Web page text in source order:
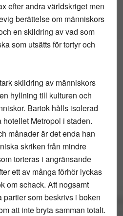
efter andra världskriget men
berättelse om människors
en skildring av vad som
som utsätts för tortyr och
skildring av människors
hyllning till kulturen och
Bartok hålls isolerad
hotellet Metropol i staden.
månader är det enda han
skriken från mindre
torteras i angränsande
ett av många förhör lyckas
om schack. Att nogsamt
som beskrivs i boken
att inte bryta samman totalt.